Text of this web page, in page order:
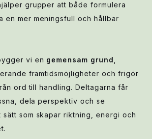
grupper att både formulera
en mer meningsfull och hållbar
vi en gemensam grund
framtidsmöjligheter och frigör
ord till handling. Deltagarna får
dela perspektiv och se
sätt som skapar riktning, energi och